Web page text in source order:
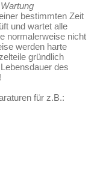
bestimmten Zeit
und wartet alle
normalerweise nicht
werden harte
gründlich
des
für z.B.: